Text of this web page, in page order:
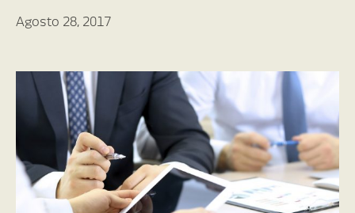
Agosto 28, 2017